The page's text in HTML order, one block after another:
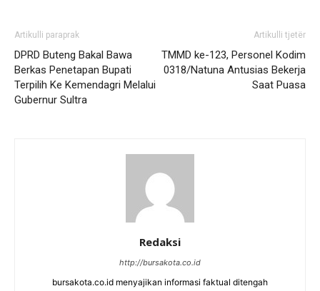
Artikulli paraprak
DPRD Buteng Bakal Bawa
Berkas Penetapan Bupati
Terpilih Ke Kemendagri Melalui
Gubernur Sultra
Artikulli tjetër
TMMD ke-123, Personel Kodim
0318/Natuna Antusias Bekerja
Saat Puasa
Redaksi
http://bursakota.co.id
bursakota.co.id menyajikan informasi faktual ditengah